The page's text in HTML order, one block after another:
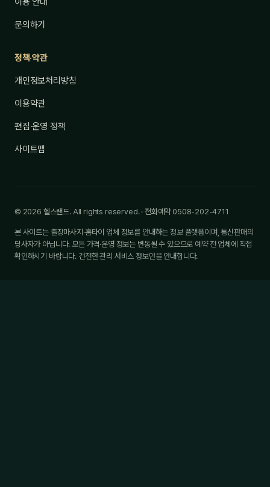
문의하기
정책·약관
개인정보처리방침
이용약관
편집·운영 정책
사이트맵
© 2026 헬스랜드. All rights reserved. · 전화예약 0508-202-4711
본 사이트는 출장마사지·홈타이 업체 정보를 안내하는 정보 플랫폼이며, 통신판매의
당사자가 아닙니다. 모든 가격·운영 정보는 변동될 수 있으므로 예약 전 업체에 직접
확인하시기 바랍니다. 건전한 관리 서비스 정보만을 안내합니다.